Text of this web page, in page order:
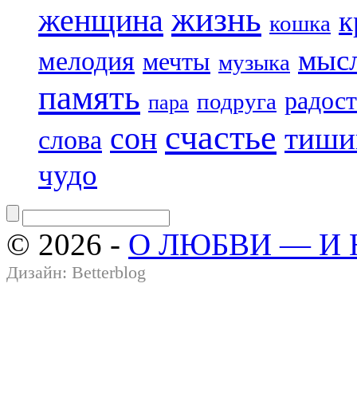
женщина жизнь кошка
мелодия мечты музыка
память пара подруга
слова сон счастье
чудо
© 2026 - О ЛЮБВИ — И
Дизайн: Betterblog